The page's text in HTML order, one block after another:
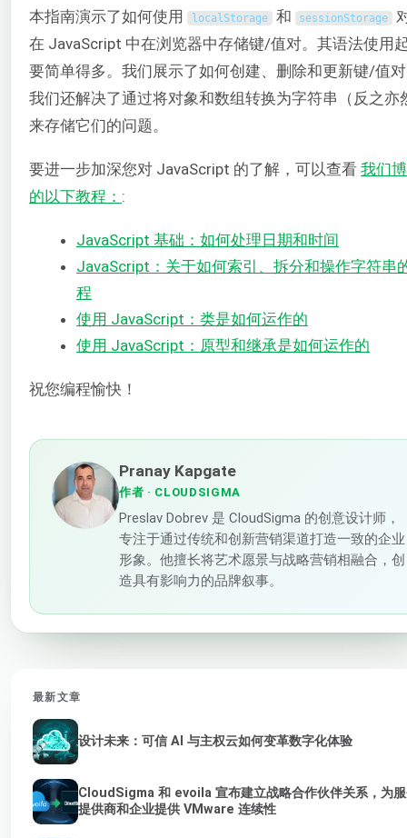
本指南演示了如何使用 localStorage 和 sessionStorage
在 JavaScript 中在浏览器中存储键/值对。其语法使用
要简单得多。我们展示了如何创建、删除和更新键/值
我们还解决了通过将对象和数组转换为字符串（反之亦
来存储它们的问题。
要进一步加深您对 JavaScript 的了解，可以查看 我们
的以下教程： :
JavaScript 基础：如何处理日期和时间
JavaScript：关于如何索引、拆分和操作字符串
程
使用 JavaScript：类是如何运作的
使用 JavaScript：原型和继承是如何运作的
祝您编程愉快！
Pranay Kapgate
作者 · CLOUDSIGMA
Preslav Dobrev 是 CloudSigma 的创意设计师，
专注于通过传统和创新营销渠道打造一致的企业
形象。他擅长将艺术愿景与战略营销相融合，创
造具有影响力的品牌叙事。
最新文章
设计未来：可信 AI 与主权云如何变革数字化体验
CloudSigma 和 evoila 宣布建立战略合作伙伴关系，为
提供商和企业提供 VMware 连续性